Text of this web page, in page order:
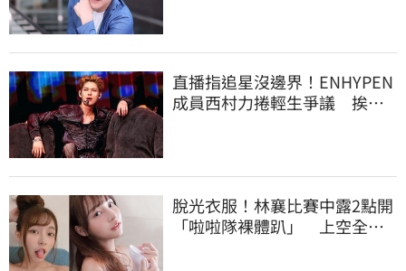
直播指追星沒邊界！ENHYPEN
成員西村力捲輕生爭議 挨
脫光衣服！林襄比賽中露2點開
「啦啦隊裸體趴」 上空全裸